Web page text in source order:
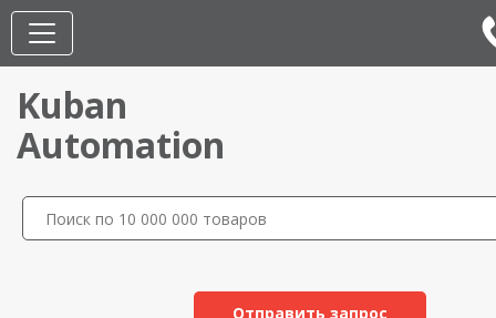
Kuban
Automation
Отправить запрос